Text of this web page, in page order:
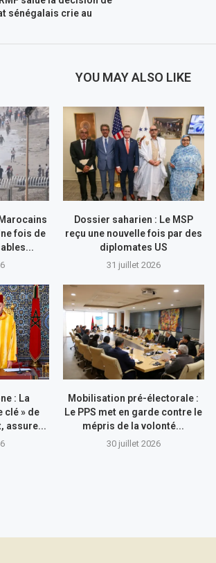
sénégalais crie au
YOU MAY ALSO LIKE
fois de
Dossier saharien : Le MSP
reçu une nouvelle fois par des
diplomates US
31 juillet 2026
: La
clé » de
assure...
Mobilisation pré-électorale :
Le PPS met en garde contre le
mépris de la volonté...
30 juillet 2026